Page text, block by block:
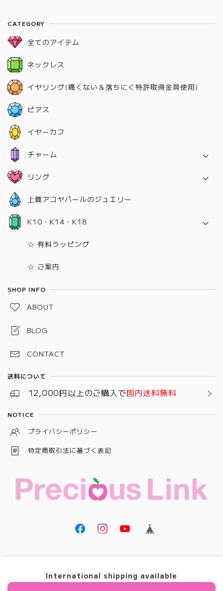
CATEGORY
全てのアイテム
ネックレス
イヤリング(痛くない＆落ちにく特許取得金具使用)
ピアス
イヤーカフ
チャーム
ネックレス用チャーム
リング
K10
上質アコヤパールのジュエリー
K10・K14・K18
K10
☆ 有料ラッピング
☆ ご案内
SHOP INFO
ABOUT
BLOG
CONTACT
送料について
12,000円以上のご購入で国内送料無料
NOTICE
プライバシーポリシー
特定商取引法に基づく表記
International shipping available